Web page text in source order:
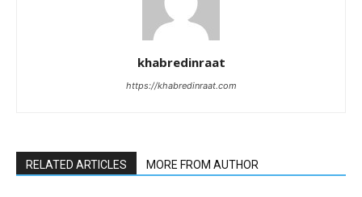
khabredinraat
https://khabredinraat.com
RELATED ARTICLES MORE FROM AUTHOR